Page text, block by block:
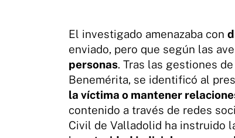
El investigado amenazaba con
enviado, pero que según las
personas. Tras las gestiones
Benemérita, se identificó al
la víctima o mantener
contenido a través de redes
Civil de Valladolid ha instruido